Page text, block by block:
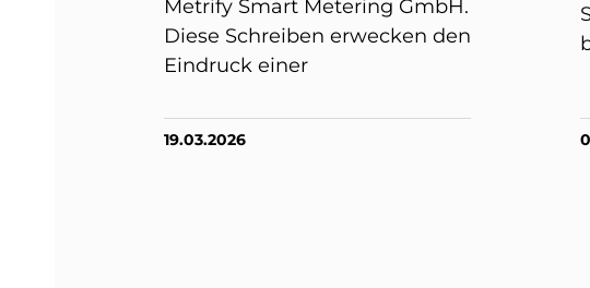
Metrify Smart Metering GmbH.
Diese Schreiben erwecken den
Eindruck einer
19.03.2026